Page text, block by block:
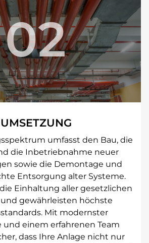
UMSETZUNG
umfasst den Bau, die
die Inbetriebnahme neuer
sowie die Demontage und
Entsorgung alter Systeme.
Einhaltung aller gesetzlichen
gewährleisten höchste
Mit modernster
und einem erfahrenen Team
dass Ihre Anlage nicht nur
02